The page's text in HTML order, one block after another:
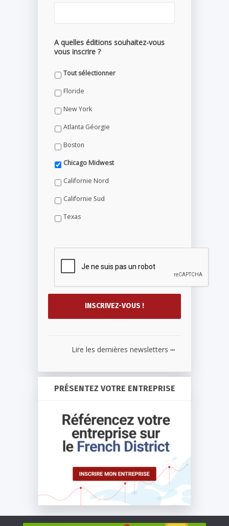
A quelles éditions souhaitez-vous
vous inscrire ?
Tout sélectionner
Floride
New York
Atlanta Géorgie
Boston
Chicago Midwest
Californie Nord
Californie Sud
Texas
Lire les dernières newsletters ...
PRÉSENTEZ VOTRE ENTREPRISE